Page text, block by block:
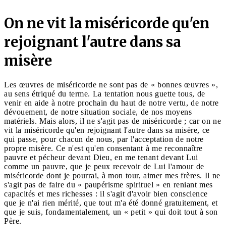
On ne vit la miséricorde qu'en
rejoignant l'autre dans sa
misère
Les œuvres de miséricorde ne sont pas de « bonnes œuvres »,
au sens étriqué du terme. La tentation nous guette tous, de
venir en aide à notre prochain du haut de notre vertu, de notre
dévouement, de notre situation sociale, de nos moyens
matériels. Mais alors, il ne s'agit pas de miséricorde ; car on ne
vit la miséricorde qu'en rejoignant l'autre dans sa misère, ce
qui passe, pour chacun de nous, par l'acceptation de notre
propre misère. Ce n'est qu'en consentant à me reconnaître
pauvre et pécheur devant Dieu, en me tenant devant Lui
comme un pauvre, que je peux recevoir de Lui l'amour de
miséricorde dont je pourrai, à mon tour, aimer mes frères. Il ne
s'agit pas de faire du « paupérisme spirituel » en reniant mes
capacités et mes richesses : il s'agit d'avoir bien conscience
que je n'ai rien mérité, que tout m'a été donné gratuitement, et
que je suis, fondamentalement, un « petit » qui doit tout à son
Père.